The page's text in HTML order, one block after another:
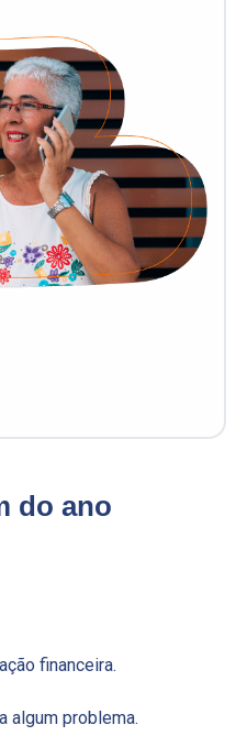
do ano
financeira.
algum problema.